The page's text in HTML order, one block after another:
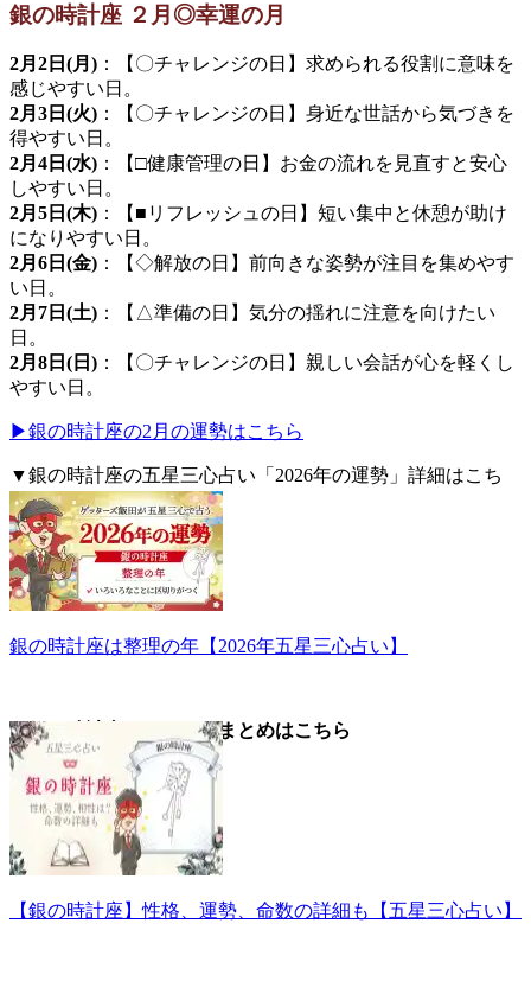
銀の時計座 ２月◎幸運の月
2月2日(月) ：【〇チャレンジの日】求められる役割に意味を
感じやすい日。
2月3日(火) ：【〇チャレンジの日】身近な世話から気づきを
得やすい日。
2月4日(水) ：【□健康管理の日】お金の流れを見直すと安心
しやすい日。
2月5日(木) ：【■リフレッシュの日】短い集中と休憩が助け
になりやすい日。
2月6日(金) ：【◇解放の日】前向きな姿勢が注目を集めやす
い日。
2月7日(土) ：【△準備の日】気分の揺れに注意を向けたい
日。
2月8日(日) ：【〇チャレンジの日】親しい会話が心を軽くし
やすい日。
▶銀の時計座の2月の運勢はこちら
▼銀の時計座の五星三心占い「2026年の運勢」詳細はこち
ら。
銀の時計座は整理の年【2026年五星三心占い】
▼銀の時計座についてのまとめはこちら
【銀の時計座】性格、運勢、命数の詳細も【五星三心占い】